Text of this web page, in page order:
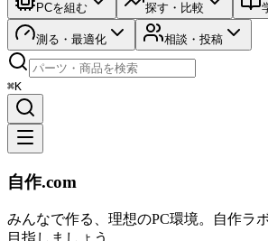
PCを組む 探す・比較
測る・最適化 相談・投稿
⌘K
自作.com
みんなで作る、理想のPC環境。 自作ラ